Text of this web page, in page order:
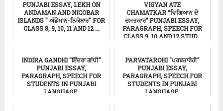
PUNJABI ESSAY, LEKH ON
ANDAMAN AND NICOBAR
ISLANDS " ਅੰਡੇਮਾਨ-ਨਿਕੋਬਾਰ" FOR
CLASS 8, 9, 10, 11 AND 12 ...
VIGYAN ATE
CHAMATKAR “ਵਿਗਿਆਨ ਦੇ
ਚਮਤਕਾਰ” PUNJABI ESSAY,
PARAGRAPH, SPEECH FOR
CLASS 9, 10 AND 12 STUD...
INDIRA GANDHI "ਇੰਦਰਾ ਗਾਂਧੀ"
PUNJABI ESSAY,
PARAGRAPH, SPEECH FOR
STUDENTS IN PUNJABI
LANGUAGE.
PARVATAROHI "ਪਰਬਤਾਰੋਹੀ"
PUNJABI ESSAY,
PARAGRAPH, SPEECH FOR
STUDENTS IN PUNJABI
LANGUAGE.